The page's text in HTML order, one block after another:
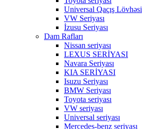
Universal Qaçış Lövhəsi
VW Seriyası
İzusu Seriyası
Dam Rafları
Nissan seriyası
LEXUS SERİYASI
Navara Seriyası
KIA SERİYASI
Isuzu Seriyası
BMW Seriyası
Toyota seriyası
VW seriyası
Universal seriyası
Mercedes-benz seriyası